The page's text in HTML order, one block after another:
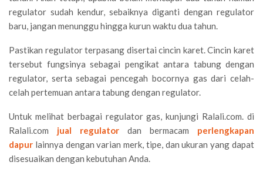
regulator sudah kendur, sebaiknya diganti dengan regulator
baru, jangan menunggu hingga kurun waktu dua tahun.
Pastikan regulator terpasang disertai cincin karet. Cincin karet
tersebut fungsinya sebagai pengikat antara tabung dengan
regulator, serta sebagai pencegah bocornya gas dari celah-
celah pertemuan antara tabung dengan regulator.
Untuk melihat berbagai regulator gas, kunjungi Ralali.com. di
Ralali.com jual regulator dan bermacam perlengkapan
dapur lainnya dengan varian merk, tipe, dan ukuran yang dapat
disesuaikan dengan kebutuhan Anda.